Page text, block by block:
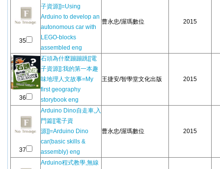
35
子資源]]=Using
Arduino to develop an
autonomous car with
LEGO-blocks
assembled eng
曹永忠/渥瑪數位 2015
36
石頭為什麼蹦蹦跳[[電
子資源]]:我的第一本趣
味地理人文故事=My
first geography
storybook eng
王捷安/智學堂文化出版 2015
37
Arduino Dino自走車,入
門篇[[電子資
源]]=Arduino Dino
car(basic skills &
assembly) eng
曹永忠/渥瑪數位 2015
Arduino程式教學,無線